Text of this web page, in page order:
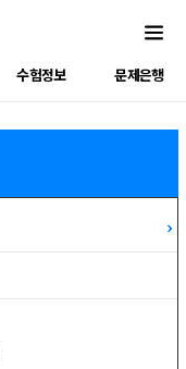
수험정보 문제은행